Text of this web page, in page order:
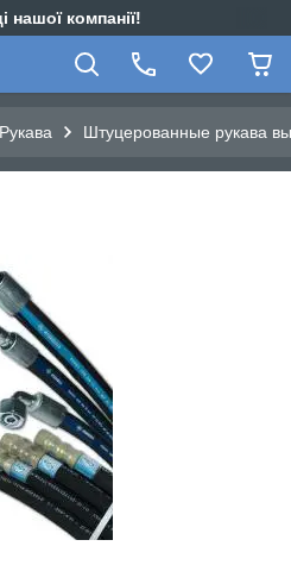
нашої компанії!
Рукава Штуцерованные рукава